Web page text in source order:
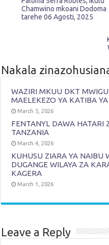
Chamwino mkoani Dodoma
tarehe 06 Agosti, 2025
Nakala
WAZIRI MKUU DKT
MAELEKEZO YA KATIBA
March 5, 2026
FENTANYL DAWA
TANZANIA
March 4, 2026
KUHUSU ZIARA YA NAIBU
DUGANGE WILAYA ZA
KAGERA
March 1, 2026
Leave a Reply